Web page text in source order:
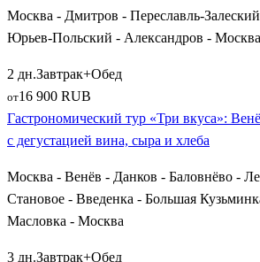
родину композитора Глинки
уездные города —
Гагарин Ельня ,
Восточные кулинарные
Новгород, Казань и Поволжье
гастрономические путешествия,
путевки в Поволжье. Крупный
Новгород встречает гостей сытными
Москва - Дмитров - Переславль-
Юрьев-Польский - Александров - Москва
2 дн.Завтрак+Обед
от16 900 RUB
Гастрономический тур «Три вкуса»:
с дегустацией вина, сыра и хлеба
Москва - Венёв - Данков - Баловнёво -
Становое - Введенка - Большая
Масловка - Москва
3 дн.Завтрак+Обед